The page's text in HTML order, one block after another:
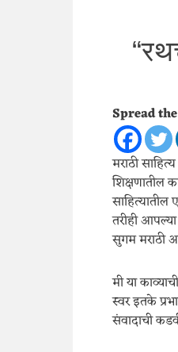
Spread
मराठी
शिक्षणातील
तरीही
सुगम मराठी
मी या
स्वर इतके
संवादाची